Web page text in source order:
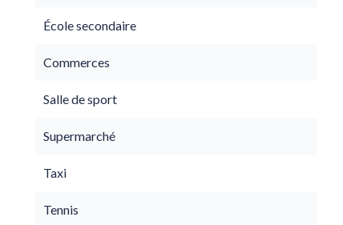
École secondaire
Commerces
Salle de sport
Supermarché
Taxi
Tennis